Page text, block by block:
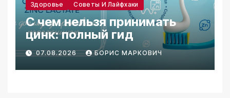
Здоровье Советы И Лайфхаки
С чем нельзя принимать
цинк: полный гид
07.08.2026 БОРИС МАРКОВИЧ